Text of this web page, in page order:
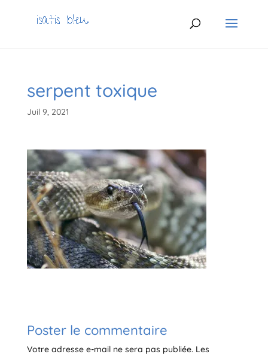
serpent toxique
Juil 9, 2021
Poster le commentaire
Votre adresse e-mail ne sera pas publiée. Les